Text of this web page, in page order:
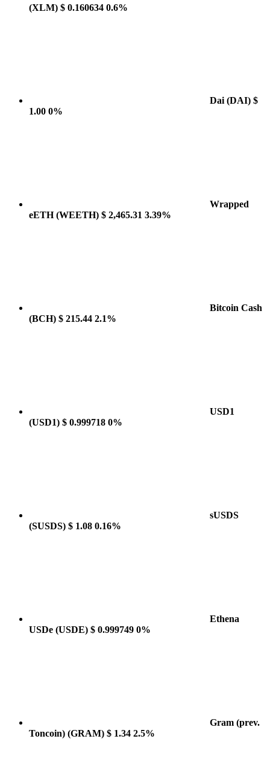
(XLM) $ 0.160634 0.6%
Dai (DAI) $
1.00 0%
Wrapped
eETH(WEETH) $ 2,465.31 3.39%
Bitcoin Cash
(BCH) $ 215.44 2.1%
USD1
(USD1) $ 0.999718 0%
sUSDS
(SUSDS) $ 1.08 0.16%
Ethena
USDe (USDE) $ 0.999749 0%
Gram (prev.
Toncoin) (GRAM) $ 1.34 2.5%